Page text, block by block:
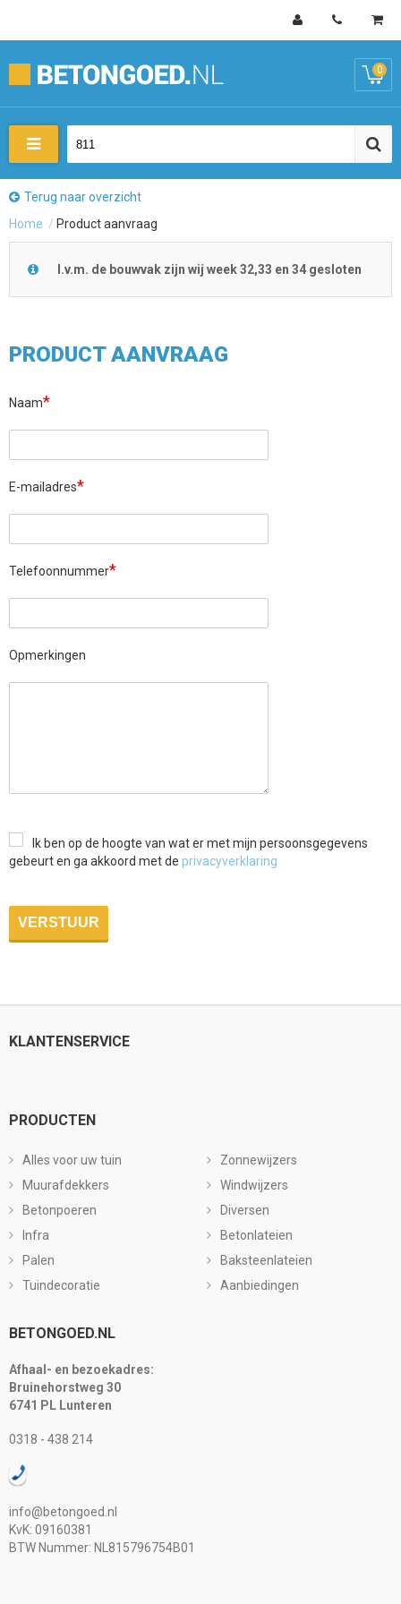
0
Terug naar overzicht
Home / Product aanvraag
I.v.m. de bouwvak zijn wij week 32,33 en 34 gesloten
PRODUCT AANVRAAG
Naam*
E-mailadres*
Telefoonnummer*
Opmerkingen
Ik ben op de hoogte van wat er met mijn persoonsgegevens
gebeurt en ga akkoord met de privacyverklaring
KLANTENSERVICE
PRODUCTEN
Alles voor uw tuin
Muurafdekkers
Betonpoeren
Infra
Palen
Tuindecoratie
Zonnewijzers
Windwijzers
Diversen
Betonlateien
Baksteenlateien
Aanbiedingen
BETONGOED.NL
Afhaal- en bezoekadres:
Bruinehorstweg 30
6741 PL Lunteren
0318 - 438 214
info@betongoed.nl
KvK: 09160381
BTW Nummer: NL815796754B01